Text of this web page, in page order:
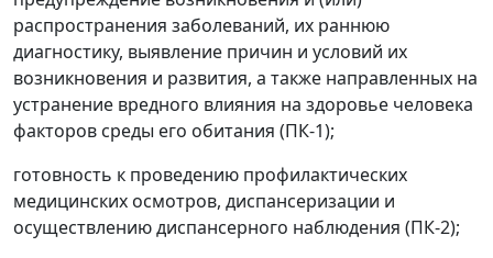
распространения заболеваний, их раннюю
диагностику, выявление причин и условий их
возникновения и развития, а также направленных на
устранение вредного влияния на здоровье человека
факторов среды его обитания (ПК-1);
готовность к проведению профилактических
медицинских осмотров, диспансеризации и
осуществлению диспансерного наблюдения (ПК-2);